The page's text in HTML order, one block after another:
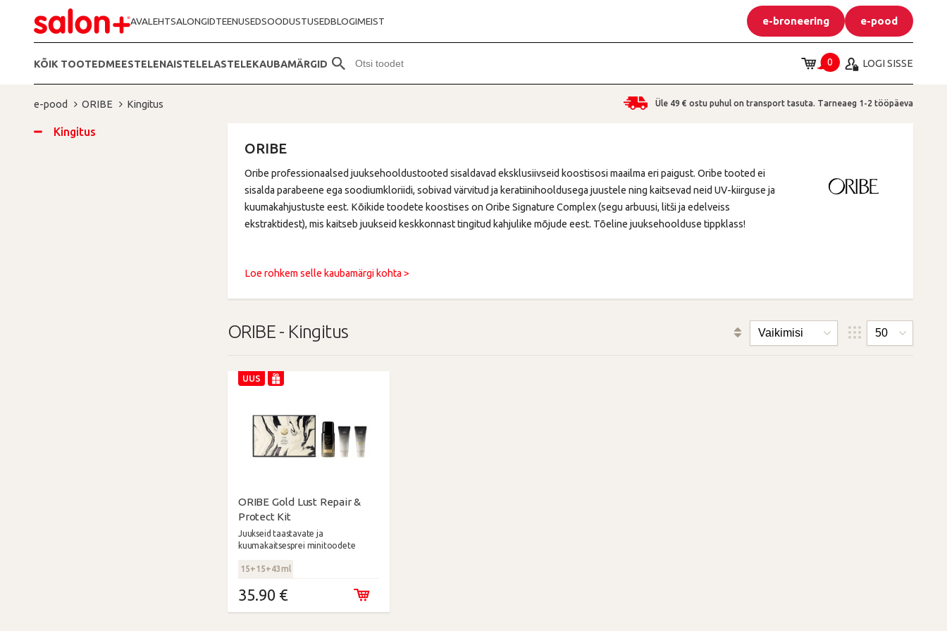
AVALEHTSALONGIDTEENUSEDSOODUSTUSEDBLOGIMEIST e-broneering e-pood
KÕIK TOOTEDMEESTELENAISTELELASTELEKAUBAMÄRGID 0 LOGI SISSE
e-pood ORIBE Kingitus Üle 49 € ostu puhul on transport tasuta. Tarneaeg 1-2 tööpäeva
Kingitus
ORIBE
Oribe professionaalsed juuksehooldustooted sisaldavad eksklusiivseid koostisosi maailma eri paigust. Oribe tooted ei
sisalda parabeene ega soodiumkloriidi, sobivad värvitud ja keratiinihooldusega juustele ning kaitsevad neid UV-kiirguse ja
kuumakahjustuste eest. Kõikide toodete koostises on Oribe Signature Complex (segu arbuusi, litši ja edelveiss
ekstraktidest), mis kaitseb juukseid keskkonnast tingitud kahjulike mõjude eest. Tõeline juuksehoolduse tippklass!
Loe rohkem selle kaubamärgi kohta >
ORIBE - Kingitus
ORIBE Gold Lust Repair &
Protect Kit
Juukseid taastavate ja
kuumakaitsesprei minitoodete
15+15+43ml
35.90 €
UUS